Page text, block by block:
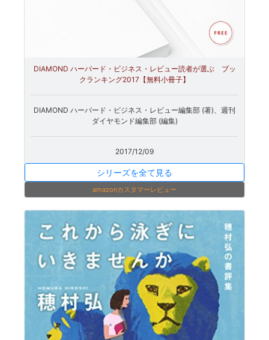
DIAMOND ハーバード・ビジネス・レビュー読者が選ぶ ブッ
クランキング2017【無料小冊子】
DIAMOND ハーバード・ビジネス・レビュー編集部 (著)、週刊
ダイヤモンド編集部 (編集)
2017/12/09
シリーズを全て見る
amazonカスタマーレビュー